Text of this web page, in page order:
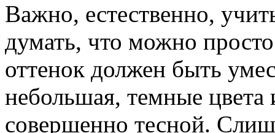
Важно, естественно,
думать, что можно
оттенок должен быть
небольшая, темные
совершенно тесной.